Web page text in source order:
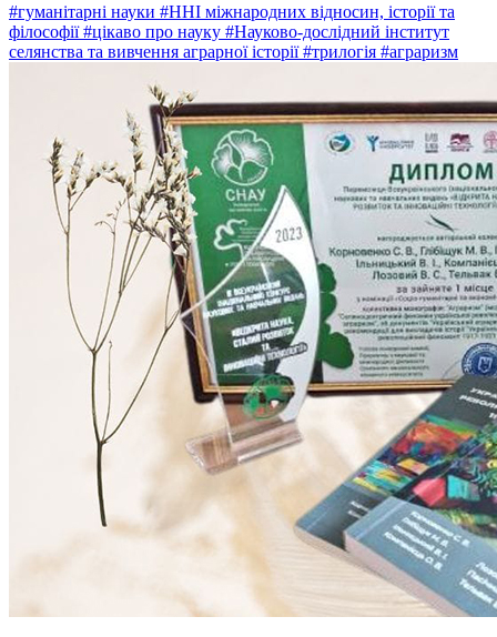
#гуманітарні науки #ННІ міжнародних відносин, історії та
філософії#цікаво про науку #Науково-дослідний інститут
селянства та вивчення аграрної історії#трилогія #аграризм